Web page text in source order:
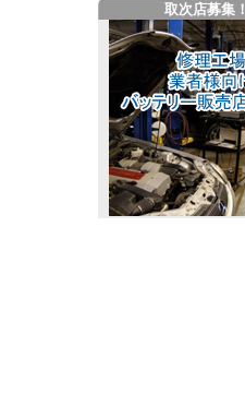
取次店募集！